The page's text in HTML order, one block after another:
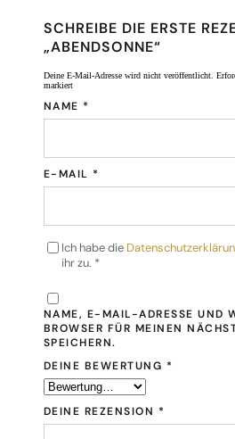
SCHREIBE DIE ERSTE
„ABENDSONNE“
Deine E-Mail-Adresse wird nicht veröffentlicht.
markiert
NAME *
E-MAIL *
Ich habe die
ihr zu. *
NAME, E-MAIL-ADRESSE UND
BROWSER FÜR MEINEN
SPEICHERN.
DEINE BEWERTUNG *
DEINE REZENSION *